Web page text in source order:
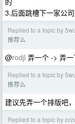
3.后面跳槽下一家公
Replied to a topic by
推荐么
@rodjl 弄一个 -> 弄
Replied to a topic by
推荐么
建议先弄一个排版吧
Replied to a topic by